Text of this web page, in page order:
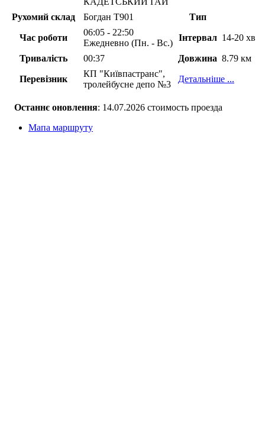
Рухомий склад
Богдан Т901 Тип
Час роботи
06:05 - 22:50
Ежедневно (Пн. - Вс.)
Інтервал 14-20 хв
Тривалість 00:37 Довжина 8.79 км
Перевізник
КП "Київпастранс",
тролейбусне депо №3
Детальніше ...
Останнє оновлення: 14.07.2026 стоимость проезда
Мапа маршруту